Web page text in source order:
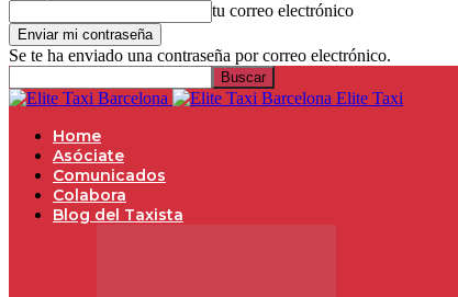
tu correo electrónico
Se te ha enviado una contraseña por correo electrónico.
Elite Taxi
Home
Asóciate
Comunicados
Colabora
Blog del Taxista